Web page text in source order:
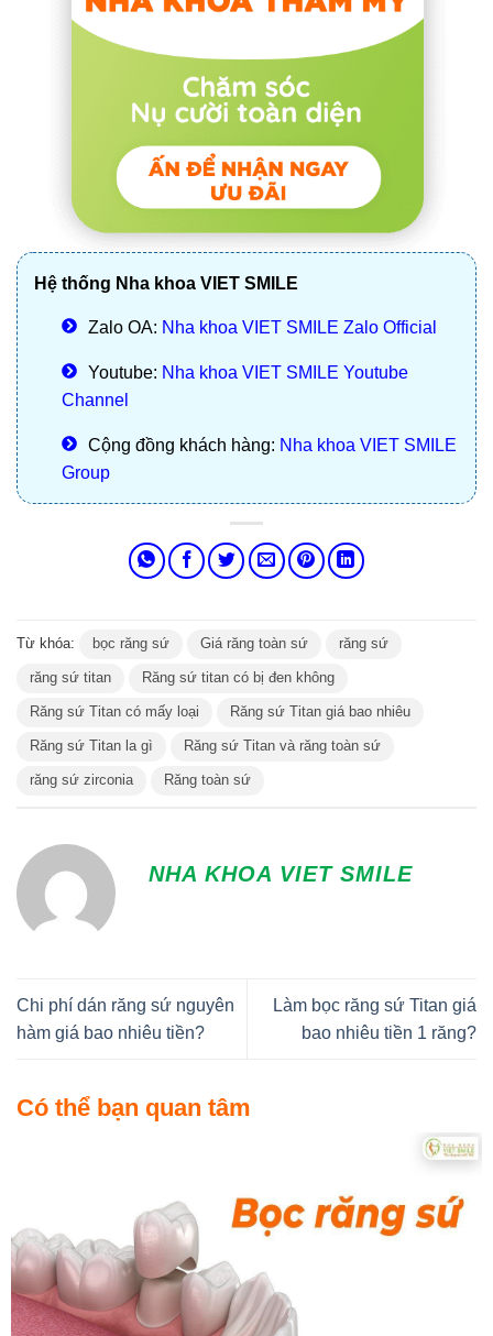
Hệ thống Nha khoa VIET SMILE
Zalo OA: Nha khoa VIET SMILE Zalo Official
Youtube: Nha khoa VIET SMILE Youtube
Channel
Cộng đồng khách hàng: Nha khoa VIET SMILE
Group
Từ khóa: bọc răng sứ Giá răng toàn sứ răng sứ
răng sứ titan Răng sứ titan có bị đen không
Răng sứ Titan có mấy loại Răng sứ Titan giá bao nhiêu
Răng sứ Titan la gì Răng sứ Titan và răng toàn sứ
răng sứ zirconia Răng toàn sứ
NHA KHOA VIET SMILE
Chi phí dán răng sứ nguyên
hàm giá bao nhiêu tiền?
Làm bọc răng sứ Titan giá
bao nhiêu tiền 1 răng?
Có thể bạn quan tâm